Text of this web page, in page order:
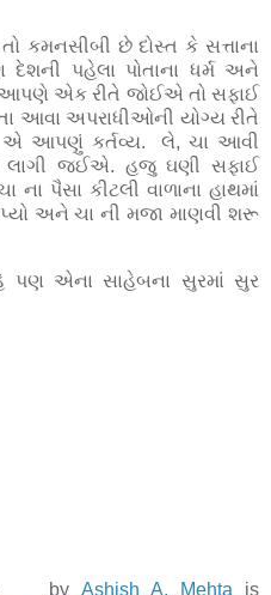
છે દોસ્ત કે સત્તાના
પહેલા પોતાના ધર્મ અને
એક રીતે જોઈએ તો સફાઈ
આવા અપરાધીઓની યોગ્ય રીતે
એ આપણું કર્તવ્ય.
લે, ચા આવી
લાગી જઈએ. હજુ ઘણી સફાઈ
ના પૈસા કીટલી વાળાના હાથમાં
અને ચા ની મજા માણવી શરૂ
પણ એના સાહેબના સુરમાં સુર
by Ashish A. Mehta is